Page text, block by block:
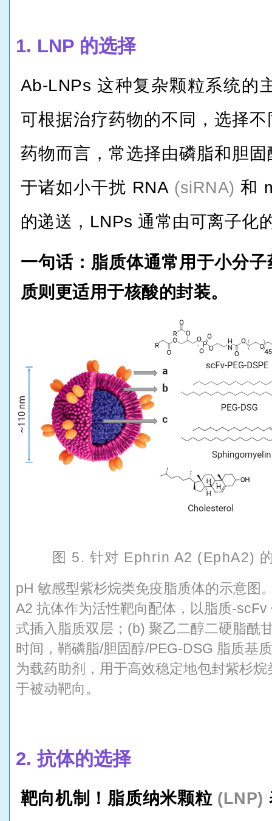
1. LNP 的选择
Ab-LNPs 这种复杂颗粒系统的
可根据治疗药物的不同，选择
药物而言，常选择由磷脂和胆
于诸如小干扰 RNA (siRNA) 和
的递送，LNPs 通常由可离子化
一句话： 脂质体通常用于小分子
质则更适用于核酸的封装。
图 5. 针对 Ephrin A2 (EphA2)
pH 敏感型紫杉烷类免疫脂质体的示意图
A2 抗体作为活性靶向配体，以脂质-
式插入脂质双层；(b) 聚乙二醇二硬脂酰
时间，鞘磷脂/胆固醇/PEG-DSG 脂质基
为载药助剂，用于高效稳定地包封紫杉
于被动靶向。
2. 抗体的选择
靶向机制！脂质纳米颗粒 (LNP)